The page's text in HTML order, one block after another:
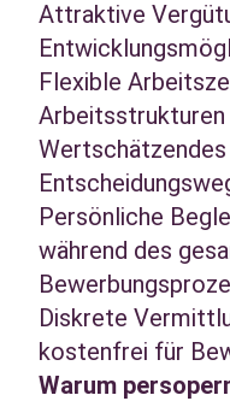
Attraktive
Flexible
Persönliche
während des
Diskrete
kostenfrei für
Warum